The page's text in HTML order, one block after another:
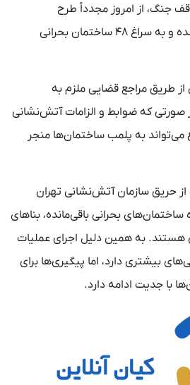
جنگ، از امروز مجدداً طرح
«دوشنبه‌های ایمنی» آغاز شده و به سراغ ۴۸ ساختمان بحرانی
۴۸ ساختمان از طریق مراجع قضایی ملزم به
که ضوابط و الزامات آتش‌نشانی
می‌تواند به پلمب ساختمان‌ها منجر
حریق سازمان آتش‌نشانی تهران
بحرانی باقی‌مانده، بناهای
هستند. به همین دلیل اجرای عملیات
بیشتری دارد، اما پیگیری‌ها برای
با جدیت ادامه دارد.